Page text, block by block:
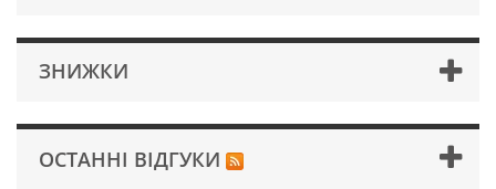
ЗНИЖКИ
ОСТАННІ ВІДГУКИ